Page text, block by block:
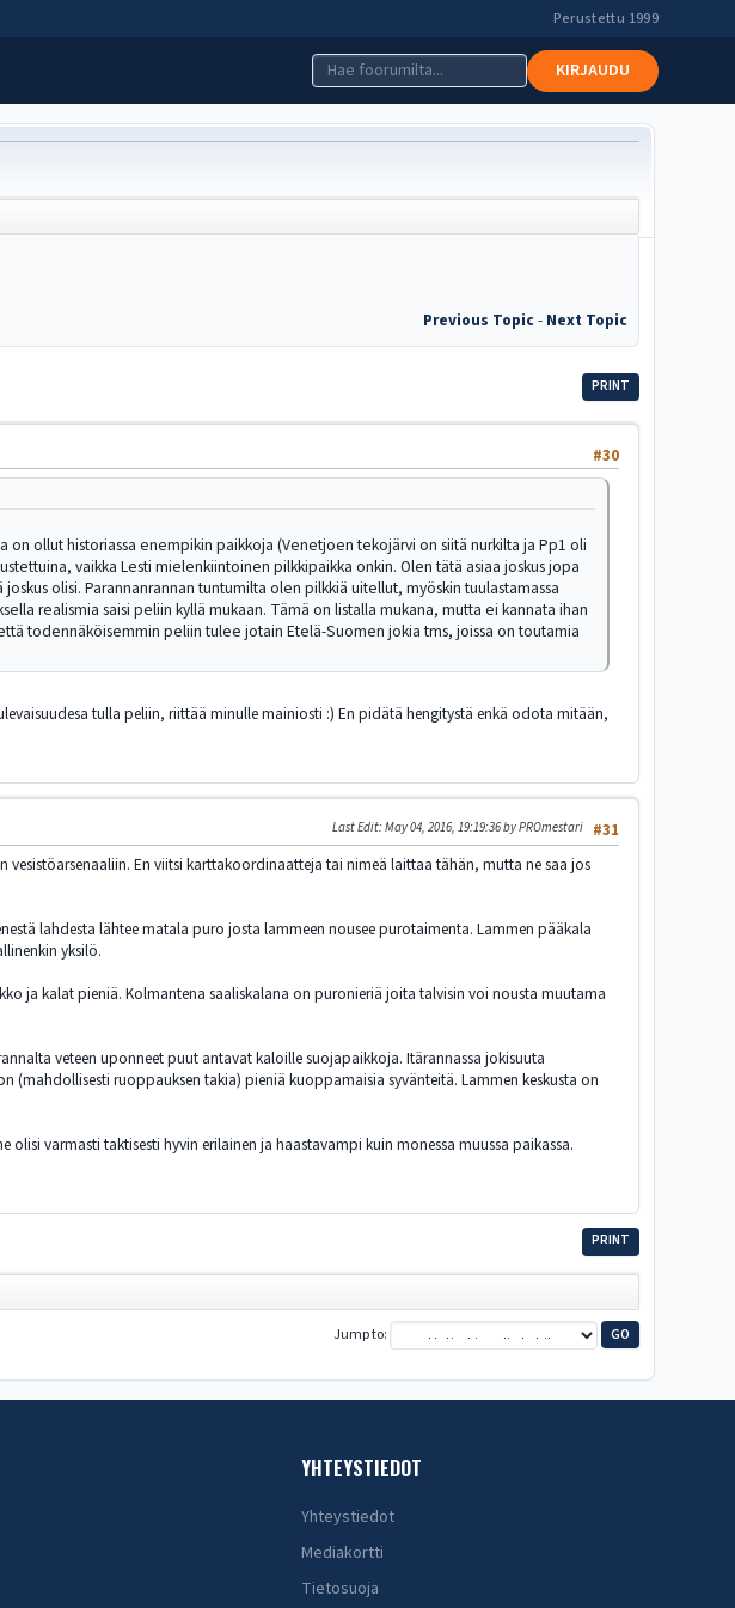
Perustettu 1999
KIRJAUDU
Previous Topic- Next Topic
PRINT
#30
ollut historiassa enempikin paikkoja (Venetjoen tekojärvi on siitä nurkilta ja Pp1 oli
vaikka Lesti mielenkiintoinen pilkkipaikka onkin. Olen tätä asiaa joskus jopa
olisi. Parannanrannan tuntumilta olen pilkkiä uitellut, myöskin tuulastamassa
realismia saisi peliin kyllä mukaan. Tämä on listalla mukana, mutta ei kannata ihan
todennäköisemmin peliin tulee jotain Etelä-Suomen jokia tms, joissa on toutamia
tulla peliin, riittää minulle mainiosti :) En pidätä hengitystä enkä odota mitään,
#31
Last Edit: May 04, 2016, 19:19:36 by PROmestari
En viitsi karttakoordinaatteja tai nimeä laittaa tähän, mutta ne saa jos
lahdesta lähtee matala puro josta lammeen nousee purotaimenta. Lammen pääkala
yksilö.
ja kalat pieniä. Kolmantena saaliskalana on puronieriä joita talvisin voi nousta muutama
veteen uponneet puut antavat kaloille suojapaikkoja. Itärannassa jokisuuta
(mahdollisesti ruoppauksen takia) pieniä kuoppamaisia syvänteitä. Lammen keskusta on
varmasti taktisesti hyvin erilainen ja haastavampi kuin monessa muussa paikassa.
PRINT
Jump to
YHTEYSTIEDOT
Yhteystiedot
Mediakortti
Tietosuoja